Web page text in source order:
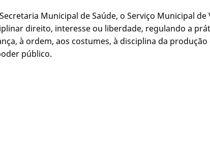
Municipal de Saúde, o Serviço Municipal de
direito, interesse ou liberdade, regulando a
à ordem, aos costumes, à disciplina da
público.